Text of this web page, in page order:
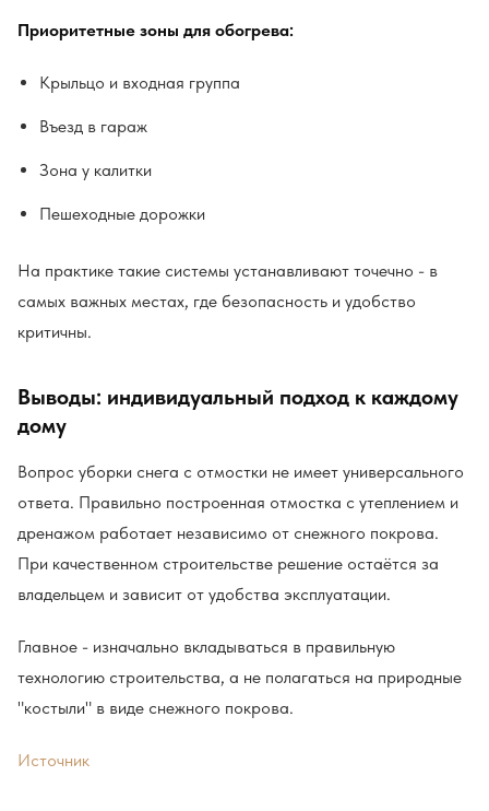
Приоритетные зоны для обогрева:
Крыльцо и входная группа
Въезд в гараж
Зона у калитки
Пешеходные дорожки
На практике такие системы устанавливают точечно - в
самых важных местах, где безопасность и удобство
критичны.
Выводы: индивидуальный подход к каждому
дому
Вопрос уборки снега с отмостки не имеет универсального
ответа. Правильно построенная отмостка с утеплением и
дренажом работает независимо от снежного покрова.
При качественном строительстве решение остаётся за
владельцем и зависит от удобства эксплуатации.
Главное - изначально вкладываться в правильную
технологию строительства, а не полагаться на природные
"костыли" в виде снежного покрова.
Источник